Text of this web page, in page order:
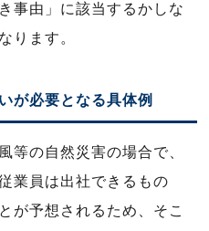
事由」に該当するかしな
ります。
が必要となる具体例
等の自然災害の場合で、
業員は出社できるもの
が予想されるため、そこ